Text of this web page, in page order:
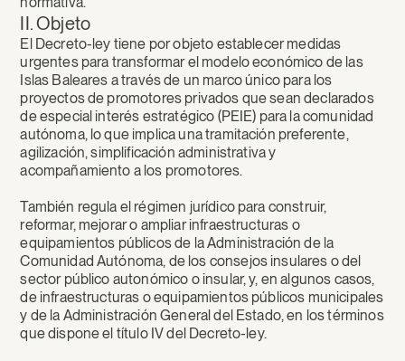
II. Objeto
El Decreto-ley tiene por objeto establecer medidas
urgentes para transformar el modelo económico de las
Islas Baleares a través de un marco único para los
proyectos de promotores privados que sean declarados
de especial interés estratégico (PEIE) para la comunidad
autónoma, lo que implica una tramitación preferente,
agilización, simplificación administrativa y
acompañamiento a los promotores.
También regula el régimen jurídico para construir,
reformar, mejorar o ampliar infraestructuras o
equipamientos públicos de la Administración de la
Comunidad Autónoma, de los consejos insulares o del
sector público autonómico o insular, y, en algunos casos,
de infraestructuras o equipamientos públicos municipales
y de la Administración General del Estado, en los términos
que dispone el título IV del Decreto-ley.